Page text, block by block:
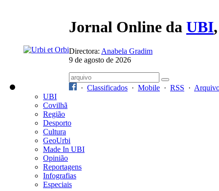
Jornal Online da UBI
Directora: Anabela Gradim
9 de agosto de 2026
· Classificados · Mobile · RSS ·
UBI
Covilhã
Região
Desporto
Cultura
GeoUrbi
Made In UBI
Opinião
Reportagens
Infografias
Especiais